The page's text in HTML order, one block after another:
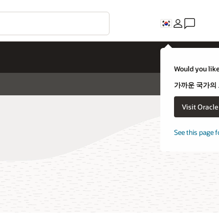
Would you
가까운 국가의
Visit
See this page